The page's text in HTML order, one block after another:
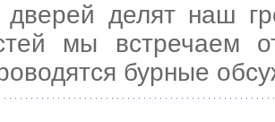
делят наш
мы встречаем
бурные